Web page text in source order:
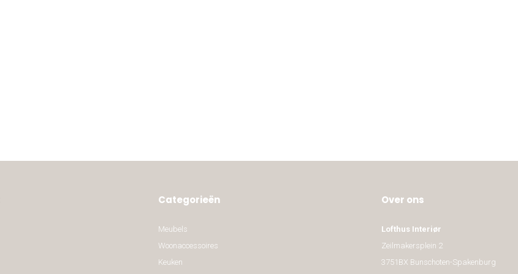
Categorieën
Meubels
Woonaccessoires
Keuken
Over ons
Lofthus Interiør
Zeilmakersplein 2
3751BX Bunschoten-Spakenburg